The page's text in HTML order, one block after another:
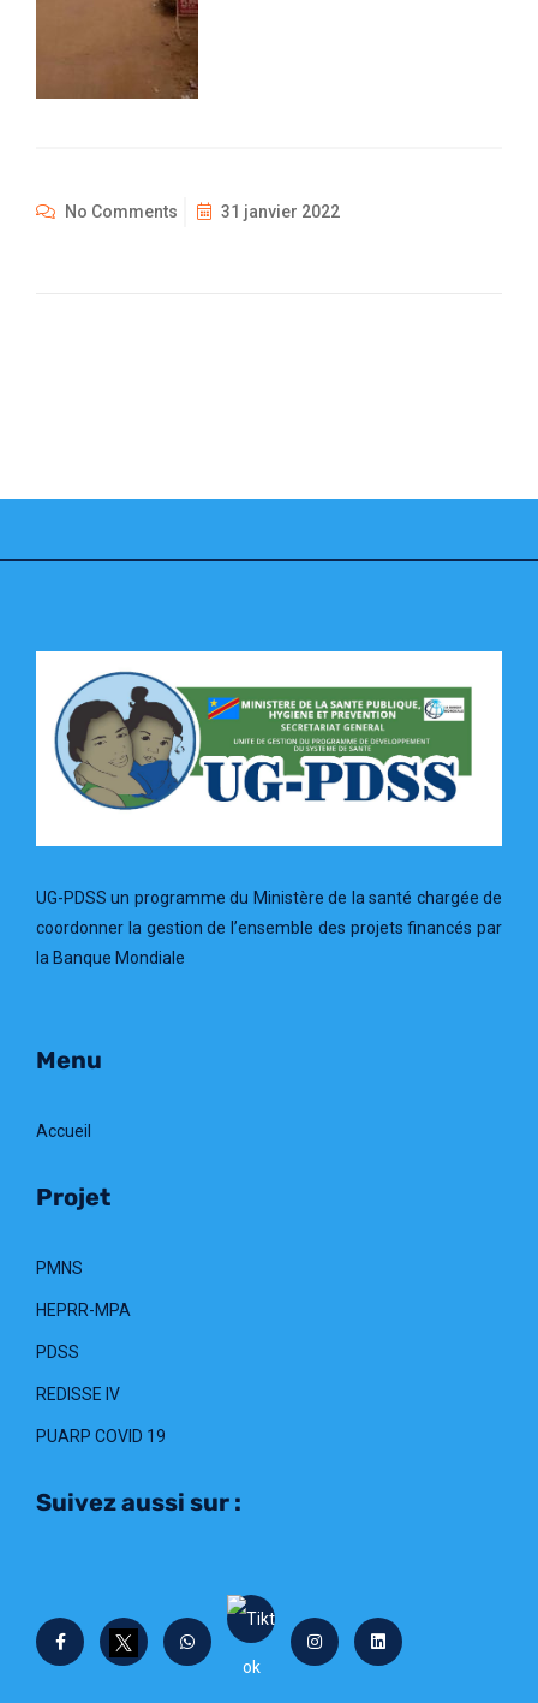
No Comments 31 janvier 2022
UG-PDSS un programme du Ministère de la santé chargée de
coordonner la gestion de l’ensemble des projets financés par
la Banque Mondiale
Menu
Accueil
Projet
PMNS
HEPRR-MPA
PDSS
REDISSE IV
PUARP COVID 19
Suivez aussi sur :